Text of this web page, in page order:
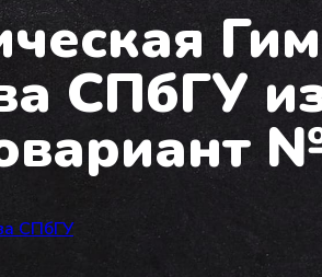
СПбГУ
СПбГУ